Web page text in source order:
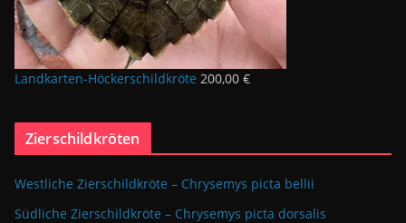
Landkarten-Höckerschildkröte 200,00 €
Zierschildkröten
Westliche Zierschildkröte – Chrysemys picta bellii
Südliche Zierschildkröte – Chrysemys picta dorsalis